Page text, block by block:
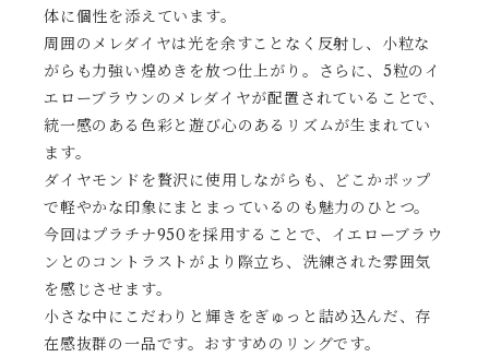
体に個性を添えています。
周囲のメレダイヤは光を余すことなく反射し、小粒な
がらも力強い煌めきを放つ仕上がり。さらに、5粒のイ
エローブラウンのメレダイヤが配置されていることで、
統一感のある色彩と遊び心のあるリズムが生まれてい
ます。
ダイヤモンドを贅沢に使用しながらも、どこかポップ
で軽やかな印象にまとまっているのも魅力のひとつ。
今回はプラチナ950を採用することで、イエローブラウ
ンとのコントラストがより際立ち、洗練された雰囲気
を感じさせます。
小さな中にこだわりと輝きをぎゅっと詰め込んだ、存
在感抜群の一品です。おすすめのリングです。